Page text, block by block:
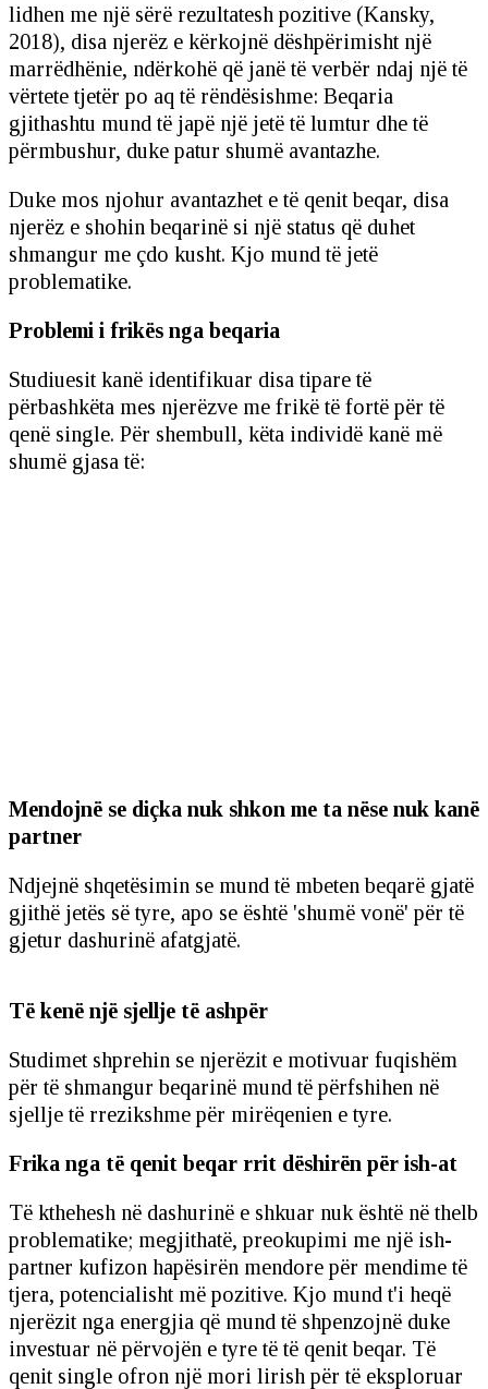
lidhen me një sërë rezultatesh pozitive (Kansky,
2018), disa njerëz e kërkojnë dëshpërimisht një
marrëdhënie, ndërkohë që janë të verbër ndaj një të
vërtete tjetër po aq të rëndësishme: Beqaria
gjithashtu mund të japë një jetë të lumtur dhe të
përmbushur, duke patur shumë avantazhe.
Duke mos njohur avantazhet e të qenit beqar, disa
njerëz e shohin beqarinë si një status që duhet
shmangur me çdo kusht. Kjo mund të jetë
problematike.
Problemi i frikës nga beqaria
Studiuesit kanë identifikuar disa tipare të
përbashkëta mes njerëzve me frikë të fortë për të
qenë single. Për shembull, këta individë kanë më
shumë gjasa të:
Mendojnë se diçka nuk shkon me ta nëse nuk kanë
partner
Ndjejnë shqetësimin se mund të mbeten beqarë gjatë
gjithë jetës së tyre, apo se është 'shumë vonë' për të
gjetur dashurinë afatgjatë.
Të kenë një sjellje të ashpër
Studimet shprehin se njerëzit e motivuar fuqishëm
për të shmangur beqarinë mund të përfshihen në
sjellje të rrezikshme për mirëqenien e tyre.
Frika nga të qenit beqar rrit dëshirën për ish-at
Të kthehesh në dashurinë e shkuar nuk është në thelb
problematike; megjithatë, preokupimi me një ish-
partner kufizon hapësirën mendore për mendime të
tjera, potencialisht më pozitive. Kjo mund t'i heqë
njerëzit nga energjia që mund të shpenzojnë duke
investuar në përvojën e tyre të të qenit beqar. Të
qenit single ofron një mori lirish për të eksploruar